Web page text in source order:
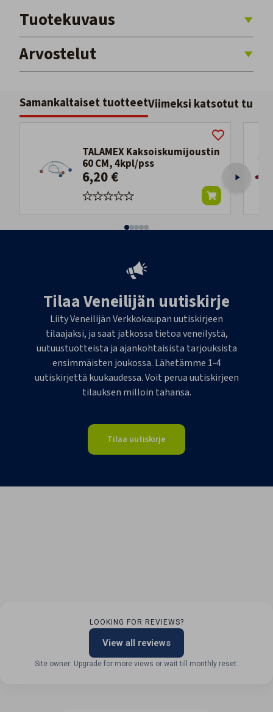
Tuotekuvaus
Arvostelut
Samankaltaiset tuotteetViimeksi katsotut
TALAMEX Kaksoiskumijoustin
60 CM, 4kpl/pss
6,20 €
Tilaa Veneilijän uutiskirje
Liity Veneilijän Verkkokaupan uutiskirjeen
tilaajaksi, ja saat jatkossa tietoa veneilystä,
uutuustuotteista ja ajankohtaisista tarjouksista
ensimmäisten joukossa. Lähetämme 1-4
uutiskirjettä kuukaudessa. Voit perua uutiskirjeen
tilauksen milloin tahansa.
Tilaa uutiskirje
LOOKING FOR REVIEWS?
View all reviews
Site owner: Upgrade for more views or wait till monthly reset.